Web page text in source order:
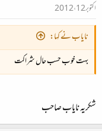
اکتوبر 12، 2012
نایاب نے کہا:
بہت خوب حسب حال شراکت
شکریہ نایاب صاحب